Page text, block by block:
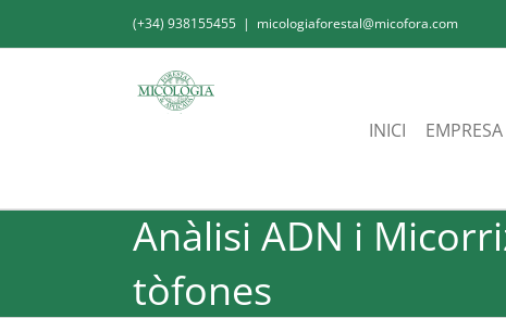
(+34) 938155455 | micologiaforestal@micofora.com
INICI EMPRESA
Anàlisi ADN i
tòfones